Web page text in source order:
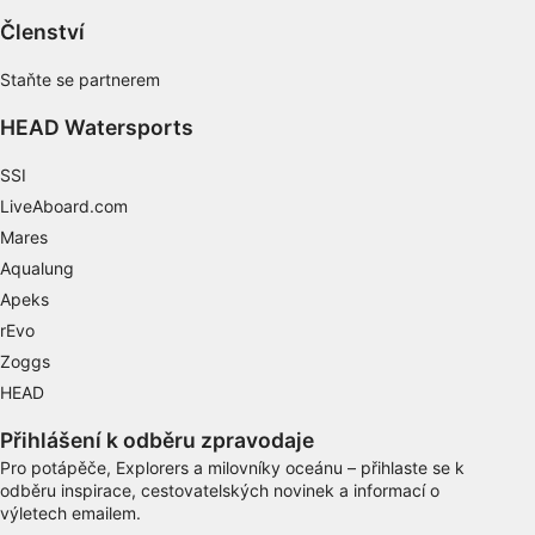
Členství
Staňte se partnerem
HEAD Watersports
SSI
LiveAboard.com
Mares
Aqualung
Apeks
rEvo
Zoggs
HEAD
Přihlášení k odběru zpravodaje
Pro potápěče, Explorers a milovníky oceánu – přihlaste se k
odběru inspirace, cestovatelských novinek a informací o
výletech emailem.
Nezbytné
Výkon
Reklamní